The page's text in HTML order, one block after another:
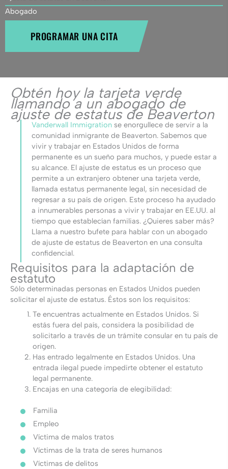
Abogado
PROGRAMAR UNA CITA
Obtén hoy la tarjeta verde
llamando a un abogado de
ajuste de estatus de Beaverton
Vanderwall Immigration se enorgullece de servir a la
comunidad inmigrante de Beaverton. Sabemos que
vivir y trabajar en Estados Unidos de forma
permanente es un sueño para muchos, y puede estar a
su alcance. El ajuste de estatus es un proceso que
permite a un extranjero obtener una tarjeta verde,
llamada estatus permanente legal, sin necesidad de
regresar a su país de origen. Este proceso ha ayudado
a innumerables personas a vivir y trabajar en EE.UU. al
tiempo que establecían familias. ¿Quieres saber más?
Llama a nuestro bufete para hablar con un abogado
de ajuste de estatus de Beaverton en una consulta
confidencial.
Requisitos para la adaptación de
estatuto
Sólo determinadas personas en Estados Unidos pueden
solicitar el ajuste de estatus. Éstos son los requisitos:
Te encuentras actualmente en Estados Unidos. Si
estás fuera del país, considera la posibilidad de
solicitarlo a través de un trámite consular en tu país de
origen.
Has entrado legalmente en Estados Unidos. Una
entrada ilegal puede impedirte obtener el estatuto
legal permanente.
Encajas en una categoría de elegibilidad:
Familia
Empleo
Víctima de malos tratos
Víctimas de la trata de seres humanos
Víctimas de delitos